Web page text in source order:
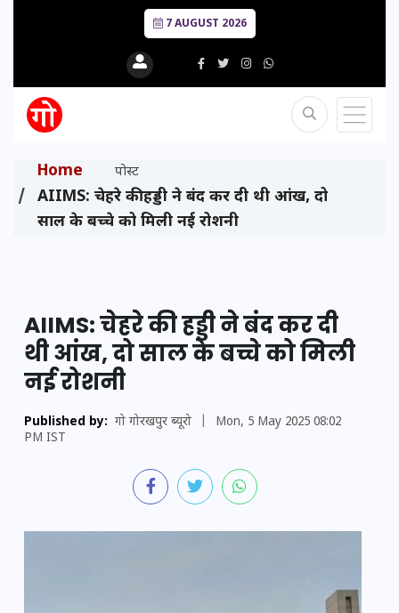
7 AUGUST 2026
Home पोस्ट
AIIMS: चेहरे की हड्डी ने बंद कर दी थी आंख, दो
साल के बच्चे को मिली नई रोशनी
AIIMS: चेहरे की हड्डी ने बंद कर दी
थी आंख, दो साल के बच्चे को मिली
नई रोशनी
Published by: गो गोरखपुर ब्यूरो
Mon, 5 May 2025 08:02
PM IST